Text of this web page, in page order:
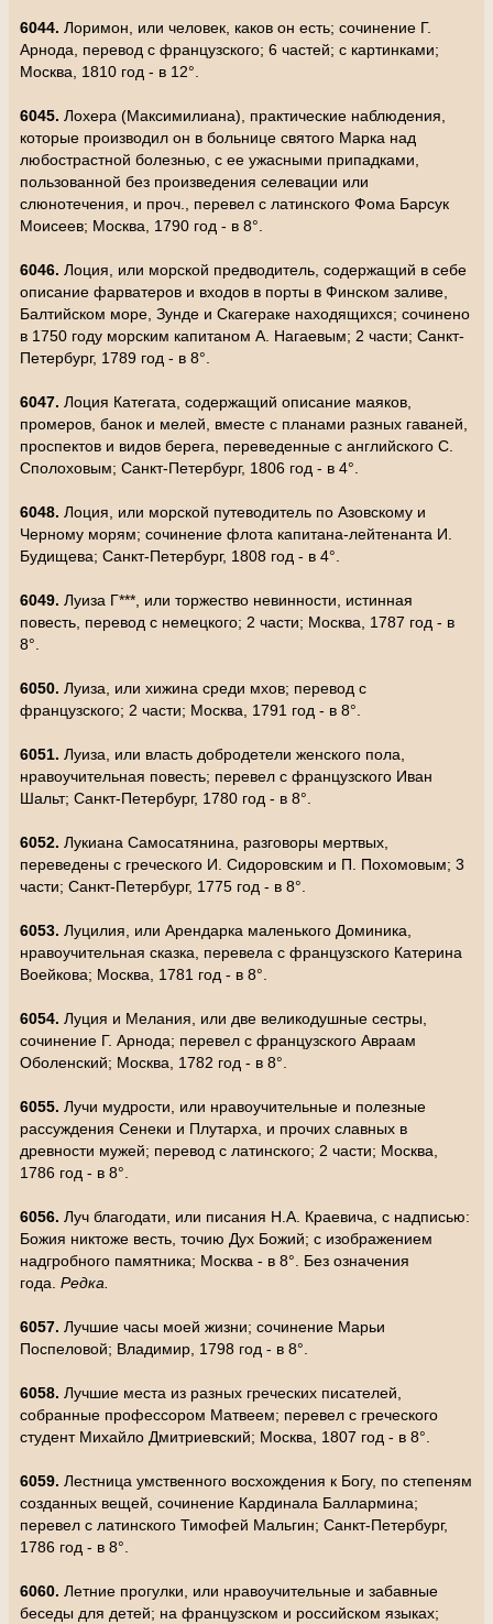
6044. Лоримон, или человек, каков он есть; сочинение Г.
Арнода, перевод с французского; 6 частей; с картинками;
Москва, 1810 год - в 12°.
6045. Лохера (Максимилиана), практические наблюдения,
которые производил он в больнице святого Марка над
любострастной болезнью, с ее ужасными припадками,
пользованной без произведения селевации или
слюнотечения, и проч., перевел с латинского Фома Барсук
Моисеев; Москва, 1790 год - в 8°.
6046. Лоция, или морской предводитель, содержащий в себе
описание фарватеров и входов в порты в Финском заливе,
Балтийском море, Зунде и Скагераке находящихся; сочинено
в 1750 году морским капитаном А. Нагаевым; 2 части; Санкт-
Петербург, 1789 год - в 8°.
6047. Лоция Категата, содержащий описание маяков,
промеров, банок и мелей, вместе с планами разных гаваней,
проспектов и видов берега, переведенные с английского С.
Сполоховым; Санкт-Петербург, 1806 год - в 4°.
6048. Лоция, или морской путеводитель по Азовскому и
Черному морям; сочинение флота капитана-лейтенанта И.
Будищева; Санкт-Петербург, 1808 год - в 4°.
6049. Луиза Г***, или торжество невинности, истинная
повесть, перевод с немецкого; 2 части; Москва, 1787 год - в
8°.
6050. Луиза, или хижина среди мхов; перевод с
французского; 2 части; Москва, 1791 год - в 8°.
6051. Луиза, или власть добродетели женского пола,
нравоучительная повесть; перевел с французского Иван
Шальт; Санкт-Петербург, 1780 год - в 8°.
6052. Лукиана Самосатянина, разговоры мертвых,
переведены с греческого И. Сидоровским и П. Похомовым; 3
части; Санкт-Петербург, 1775 год - в 8°.
6053. Луцилия, или Арендарка маленького Доминика,
нравоучительная сказка, перевела с французского Катерина
Воейкова; Москва, 1781 год - в 8°.
6054. Луция и Мелания, или две великодушные сестры,
сочинение Г. Арнода; перевел с французского Авраам
Оболенский; Москва, 1782 год - в 8°.
6055. Лучи мудрости, или нравоучительные и полезные
рассуждения Сенеки и Плутарха, и прочих славных в
древности мужей; перевод с латинского; 2 части; Москва,
1786 год - в 8°.
6056. Луч благодати, или писания Н.А. Краевича, с надписью:
Божия никтоже весть, точию Дух Божий; с изображением
надгробного памятника; Москва - в 8°. Без означения
года. Редка.
6057. Лучшие часы моей жизни; сочинение Марьи
Поспеловой; Владимир, 1798 год - в 8°.
6058. Лучшие места из разных греческих писателей,
собранные профессором Матвеем; перевел с греческого
студент Михайло Дмитриевский; Москва, 1807 год - в 8°.
6059. Лестница умственного восхождения к Богу, по степеням
созданных вещей, сочинение Кардинала Баллармина;
перевел с латинского Тимофей Мальгин; Санкт-Петербург,
1786 год - в 8°.
6060. Летние прогулки, или нравоучительные и забавные
беседы для детей; на французском и российском языках;